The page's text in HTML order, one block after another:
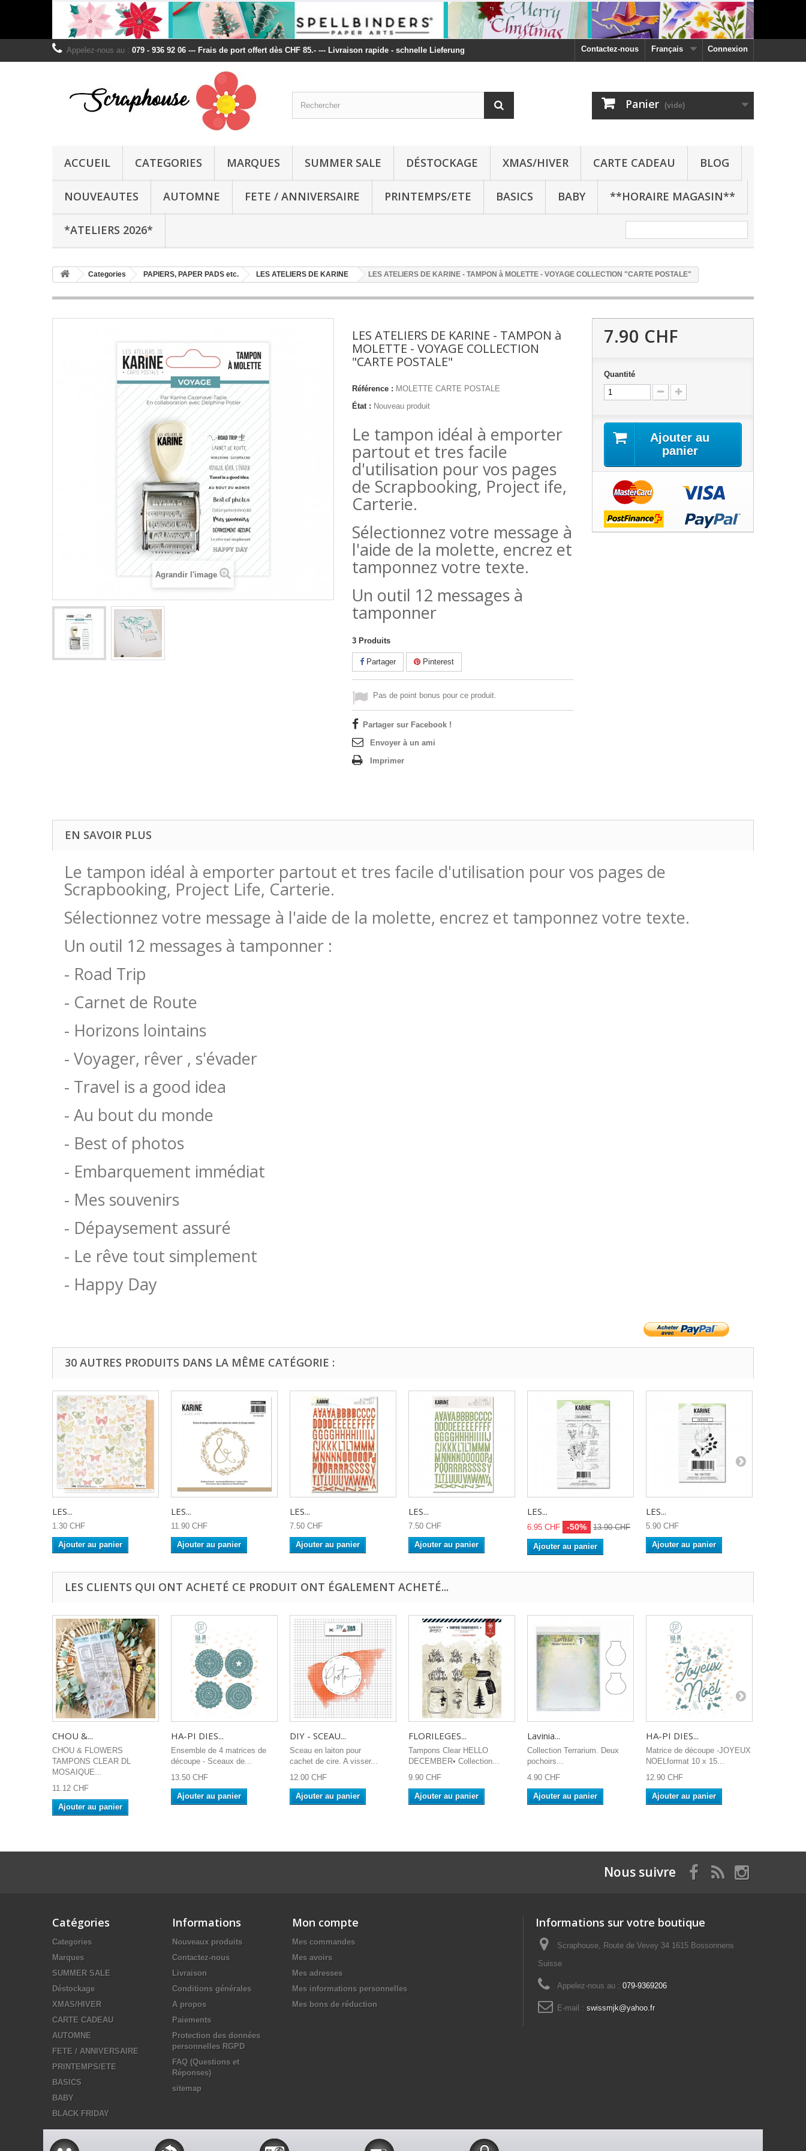
Connexion
Français
Contactez-nous
Appelez-nous au : 079 - 936 92 06 --- Frais de port offert dès CHF 85.- --- Livraison rapide - schnelle Lieferung
Panier (vide)
ACCUEIL CATEGORIES MARQUES SUMMER SALE DÉSTOCKAGE XMAS/HIVER CARTE CADEAU BLOG
NOUVEAUTES AUTOMNE FETE / ANNIVERSAIRE PRINTEMPS/ETE BASICS BABY **HORAIRE MAGASIN**
*ATELIERS 2026*
Categories PAPIERS, PAPER PADS etc. LES ATELIERS DE KARINE LES ATELIERS DE KARINE - TAMPON à MOLETTE - VOYAGE COLLECTION "CARTE POSTALE"
Agrandir l'image
LES ATELIERS DE KARINE - TAMPON à
MOLETTE - VOYAGE COLLECTION
"CARTE POSTALE"
Référence : MOLETTE CARTE POSTALE
État : Nouveau produit
Le tampon idéal à emporter
partout et tres facile
d'utilisation pour vos pages
de Scrapbooking, Project ife,
Carterie.
Sélectionnez votre message à
l'aide de la molette, encrez et
tamponnez votre texte.
Un outil 12 messages à
tamponner
3 Produits
Partager Pinterest
Pas de point bonus pour ce produit.
Partager sur Facebook !
Envoyer à un ami
Imprimer
7.90 CHF
Quantité
Ajouter au
panier
EN SAVOIR PLUS
Le tampon idéal à emporter partout et tres facile d'utilisation pour vos pages de
Scrapbooking, Project Life, Carterie.
Sélectionnez votre message à l'aide de la molette, encrez et tamponnez votre texte.
Un outil 12 messages à tamponner :
- Road Trip
- Carnet de Route
- Horizons lointains
- Voyager, rêver , s'évader
- Travel is a good idea
- Au bout du monde
- Best of photos
- Embarquement immédiat
- Mes souvenirs
- Dépaysement assuré
- Le rêve tout simplement
- Happy Day
30 AUTRES PRODUITS DANS LA MÊME CATÉGORIE :
LES...
1.30 CHF
Ajouter au panier
LES...
11.90 CHF
Ajouter au panier
LES...
7.50 CHF
Ajouter au panier
LES...
7.50 CHF
Ajouter au panier
LES...
6.95 CHF -50% 13.90 CHF
Ajouter au panier
LES...
5.90 CHF
Ajouter au panier
LES CLIENTS QUI ONT ACHETÉ CE PRODUIT ONT ÉGALEMENT ACHETÉ...
CHOU &...
CHOU & FLOWERS
TAMPONS CLEAR DL
MOSAIQUE...
11.12 CHF
Ajouter au panier
HA-PI DIES...
Ensemble de 4 matrices de
découpe - Sceaux de...
13.50 CHF
Ajouter au panier
DIY - SCEAU...
Sceau en laiton pour
cachet de cire. A visser...
12.00 CHF
Ajouter au panier
FLORILEGES...
Tampons Clear HELLO
DECEMBER• Collection...
9.90 CHF
Ajouter au panier
Lavinia...
Collection Terrarium. Deux
pochoirs...
4.90 CHF
Ajouter au panier
HA-PI DIES...
Matrice de découpe -JOYEUX
NOELformat 10 x 15...
12.90 CHF
Ajouter au panier
Nous suivre
Catégories
Categories
Marques
SUMMER SALE
Déstockage
XMAS/HIVER
CARTE CADEAU
AUTOMNE
FETE / ANNIVERSAIRE
PRINTEMPS/ETE
BASICS
BABY
BLACK FRIDAY
Informations
Nouveaux produits
Contactez-nous
Livraison
Conditions générales
A propos
Paiements
Protection des données
personnelles RGPD
FAQ (Questions et
Réponses)
sitemap
Mon compte
Mes commandes
Mes avoirs
Mes adresses
Mes informations personnelles
Mes bons de réduction
Informations sur votre boutique
Scraphouse, Route de Vevey 34 1615 Bossonnens
Suisse
Appelez-nous au : 079-9369206
E-mail : swissmjk@yahoo.fr